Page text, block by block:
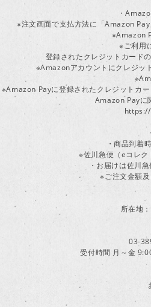
・
※注文画面で支払方法に「Amazon
※Amazon
※ご利用
登録されたクレジットカード
※Amazonアカウントにクレジッ
※Amazon Payに登録されたクレジットカ
Amazon Payに
・商品到着
※佐川急便（eコレク
・お届けは佐川
※ご注文金額及
所在地
03-
受付時間 月～金